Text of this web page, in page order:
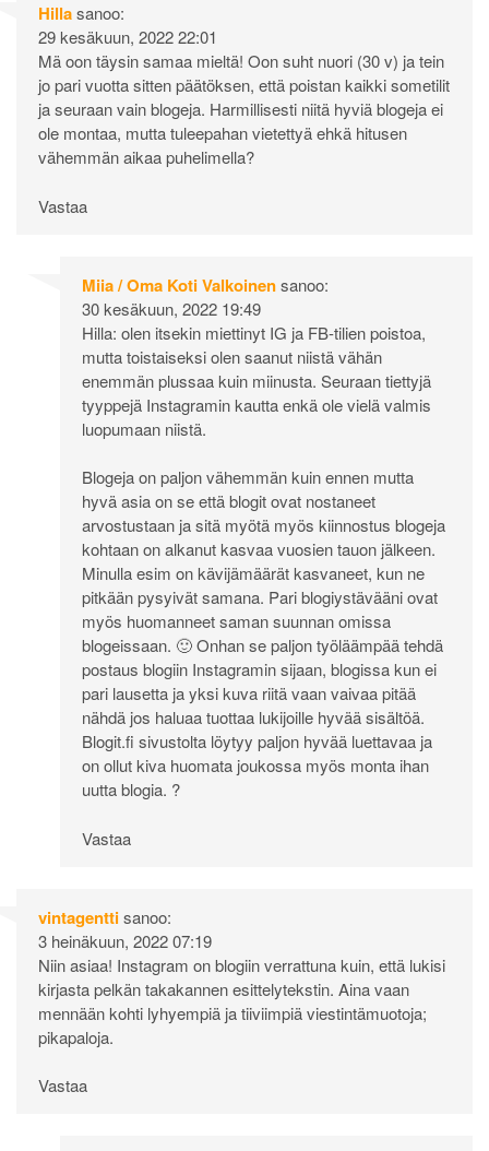
Hillasanoo:
29 kesäkuun, 2022 22:01
Mä oon täysin samaa mieltä! Oon suht nuori (30 v) ja tein
jo pari vuotta sitten päätöksen, että poistan kaikki sometilit
ja seuraan vain blogeja. Harmillisesti niitä hyviä blogeja ei
ole montaa, mutta tuleepahan vietettyä ehkä hitusen
vähemmän aikaa puhelimella?
Vastaa
Miia / Oma Koti Valkoinensanoo:
30 kesäkuun, 2022 19:49
Hilla: olen itsekin miettinyt IG ja FB-tilien poistoa,
mutta toistaiseksi olen saanut niistä vähän
enemmän plussaa kuin miinusta. Seuraan tiettyjä
tyyppejä Instagramin kautta enkä ole vielä valmis
luopumaan niistä.
Blogeja on paljon vähemmän kuin ennen mutta
hyvä asia on se että blogit ovat nostaneet
arvostustaan ja sitä myötä myös kiinnostus blogeja
kohtaan on alkanut kasvaa vuosien tauon jälkeen.
Minulla esim on kävijämäärät kasvaneet, kun ne
pitkään pysyivät samana. Pari blogiystävääni ovat
myös huomanneet saman suunnan omissa
blogeissaan. 🙂 Onhan se paljon työläämpää tehdä
postaus blogiin Instagramin sijaan, blogissa kun ei
pari lausetta ja yksi kuva riitä vaan vaivaa pitää
nähdä jos haluaa tuottaa lukijoille hyvää sisältöä.
Blogit.fi sivustolta löytyy paljon hyvää luettavaa ja
on ollut kiva huomata joukossa myös monta ihan
uutta blogia. ?
Vastaa
vintagenttisanoo:
3 heinäkuun, 2022 07:19
Niin asiaa! Instagram on blogiin verrattuna kuin, että lukisi
kirjasta pelkän takakannen esittelytekstin. Aina vaan
mennään kohti lyhyempiä ja tiiviimpiä viestintämuotoja;
pikapaloja.
Vastaa